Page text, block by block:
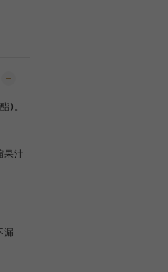
)。
果汁
漏